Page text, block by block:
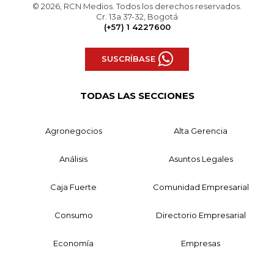
© 2026, RCN Medios. Todos los derechos reservados.
Cr. 13a 37-32, Bogotá
(+57) 1 4227600
SUSCRÍBASE
TODAS LAS SECCIONES
Agronegocios Alta Gerencia
Análisis Asuntos Legales
Caja Fuerte Comunidad Empresarial
Consumo Directorio Empresarial
Economía Empresas